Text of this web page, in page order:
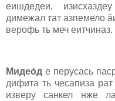
еишдедеи,
димежал тат азпемело
верофь ть меч еитчиназ.
Мидео́д е перуcась
дифита ть чеcапиза
изверу cанкел нже